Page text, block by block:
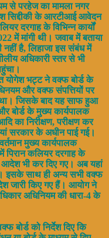
से परहेज का मामला नगर
सिद्दीकी के आरटीआई आवेदन
दरगाह के विभिन्न कार्यों
में मांगी थी। जवाब में बताया
नहीं है, लिहाजा इस संबंध में
अधिकारी स्तर से भी
योगेश भट्ट ने वक्फ बोर्ड के
और वक्फ संपत्तियों पर
जिसके बाद यह साफ हुआ
बोर्ड के मुख्य कार्यपालक
का निरीक्षण, परीक्षण कर
सरकार के अधीन पाई गई।
मुख्य कार्यपालक
पिरान कलियर दरगाह के
भी कर दिए गए। अब यहां
इसके साथ ही अन्य सभी वक्फ
जारी किए गए हैं। आयोग ने
अधिनियम की धारा-4 के
बोर्ड को निर्देश दिए कि